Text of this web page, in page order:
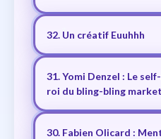
32. Un créatif Euuhhh
31. Yomi Denzel : Le
roi du bling-bling
30. Fabien Olicard :